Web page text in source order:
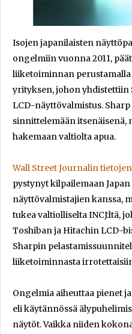
Isojen japanilaisten
ongelmiin vuonna 2011,
liiketoiminnan perustamalla
yrityksen, johon yhdistettiin
LCD-näyttövalmistus.
sinnittelemään itsenäisenä,
hakemaan valtiolta apua.
Wall Street Journalin
pystynyt kilpailemaan
näyttövalmistajien kanssa,
tukea valtiolliselta INCJ:ltä,
Toshiban ja Hitachin LCD-
Sharpin
liiketoiminnasta
Ongelmia aiheuttaa pienet
eli käytännössä
näytöt. Vaikka niiden